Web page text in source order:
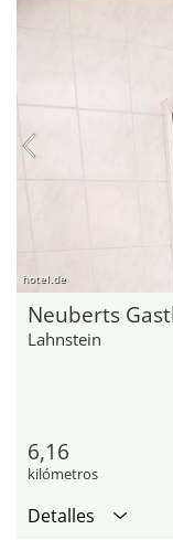
hotel.de
Neuberts
Lahnstein
6,16
kilómetros
Detalles